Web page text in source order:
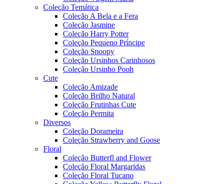
Coleção Temática
Coleção A Bela e a Fera
Coleção Jasmine
Coleção Harry Potter
Coleção Pequeno Príncipe
Coleção Snoopy
Coleção Ursinhos Carinhosos
Coleção Ursinho Pooh
Cute
Coleção Amizade
Coleção Brilho Natural
Coleção Frutinhas Cute
Coleção Permita
Diversos
Coleção Dorameira
Coleção Strawberry and Goose
Floral
Coleção Butterfl and Flower
Coleção Floral Margaridas
Coleção Floral Tucano